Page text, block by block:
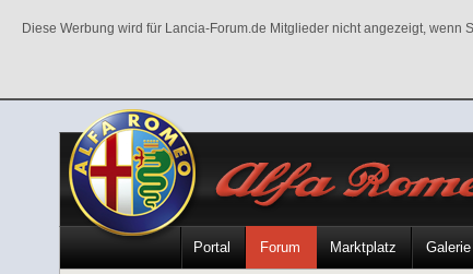
Diese Werbung wird für Lancia-Forum.de Mitglieder nicht angezeigt, wenn
Portal Forum Marktplatz Galerie